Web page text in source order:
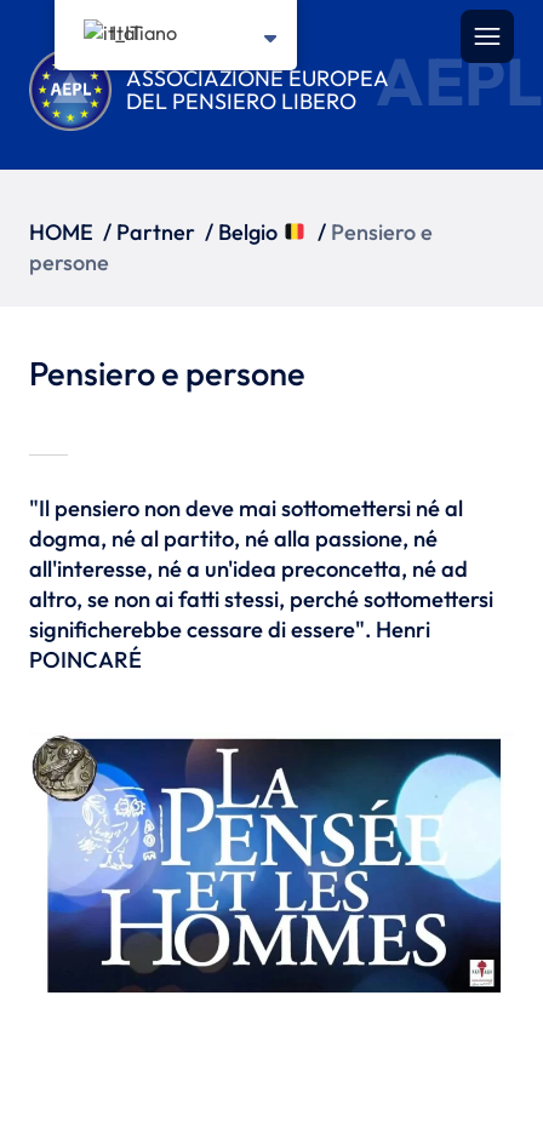
ASSOCIAZIONE EUROPEA
DEL PENSIERO LIBERO
AEPL
HOME / Partner / Belgio / Pensiero e
persone
Pensiero e persone
"Il pensiero non deve mai sottomettersi né al
dogma, né al partito, né alla passione, né
all'interesse, né a un'idea preconcetta, né ad
altro, se non ai fatti stessi, perché sottomettersi
significherebbe cessare di essere". Henri
POINCARÉ
Italiano